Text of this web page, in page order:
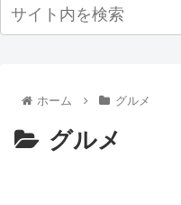
ホーム グルメ
グルメ